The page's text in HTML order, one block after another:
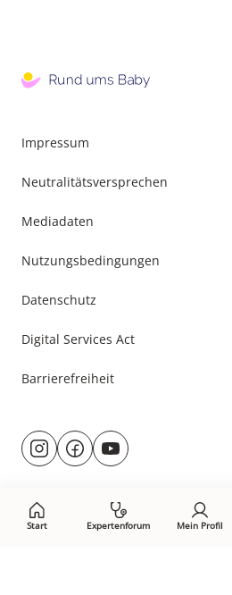
Start Expertenforum Mein Profil
Impressum
Neutralitätsversprechen
Mediadaten
Nutzungsbedingungen
Datenschutz
Digital Services Act
Barrierefreiheit
Besuche
uns@rund.ums.baby
facebook.com/
youtube.com/